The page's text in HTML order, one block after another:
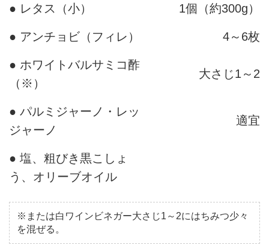
● レタス（小） 1個（約300g）
● アンチョビ（フィレ） 4～6枚
● ホワイトバルサミコ酢
（※）
大さじ1～2
● パルミジャーノ・レッ
ジャーノ
適宜
● 塩、粗びき黒こしょ
う、オリーブオイル
※または白ワインビネガー大さじ1～2にはちみつ少々
を混ぜる。